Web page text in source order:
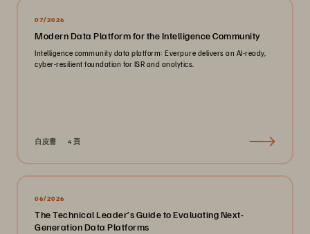
07/2026
Modern Data Platform for the Intelligence Community
Intelligence community data platform: Everpure delivers an AI-ready,
cyber-resilient foundation for ISR and analytics.
白皮書 4 頁
06/2026
The Technical Leader’s Guide to Evaluating Next-
Generation Data Platforms